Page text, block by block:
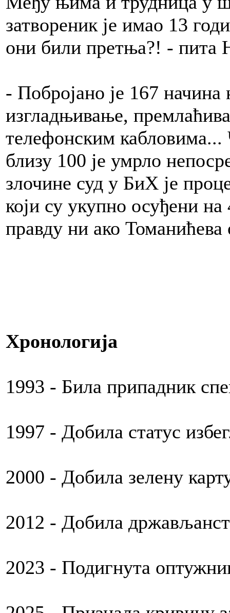
затвореник је имао 13
они били претња?! - пита
- Побројано је 167
изгладњивање,
телефонским кабловима...
близу 100 је умрло
злочине суд у БиХ је
који су укупно осуђени
правду ни ако Томанићева
Хронологија
1993 - Била припадник
1997 - Добила статус
2000 - Добила зелену
2012 - Добила
2023 - Подигнута